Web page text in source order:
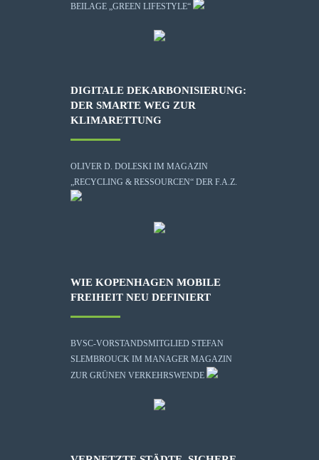
BEILAGE „GREEN LIFESTYLE“
DIGITALE DEKARBONISIERUNG:
DER SMARTE WEG ZUR
KLIMARETTUNG
OLIVER D. DOLESKI IM MAGAZIN
„RECYCLING & RESSOURCEN“ DER F.A.Z.
WIE KOPENHAGEN MOBILE
FREIHEIT NEU DEFINIERT
BVSC-VORSTANDSMITGLIED STEFAN
SLEMBROUCK IM MANAGER MAGAZIN
ZUR GRÜNEN VERKEHRSWENDE